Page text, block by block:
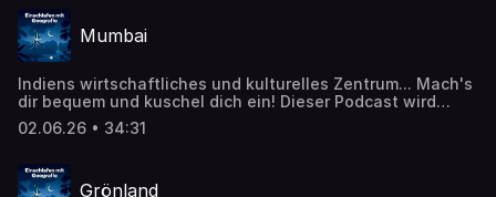
https://de.wikipedia.org/wiki/Sardinien Inhalte wurden
mithilfe künstlicher Intelligenz erstellt oder bearbeitet. CC
BY-SA 4.0 (https://creativecommons.org/licenses/by-
Mumbai
Indiens wirtschaftliches und kulturelles Zentrum... Mach's
dir bequem und kuschel dich ein! Dieser Podcast wird
durch Werbung finanziert. Weitere Podcasts, Infos und
Angebote unserer Werbepartner:
basiert auf Inhalten von Wikipedia:
https://de.wikipedia.org/wiki/Mumbai Inhalte wurden
02.06.26 • 34:31
Grönland